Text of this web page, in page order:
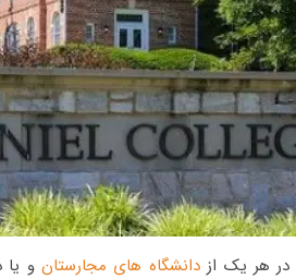
در هر یک ازدانشگاه‌ های مجارستان و